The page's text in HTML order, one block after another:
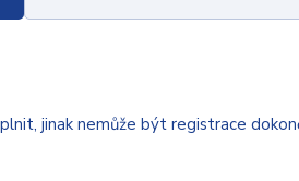
jinak nemůže být registrace